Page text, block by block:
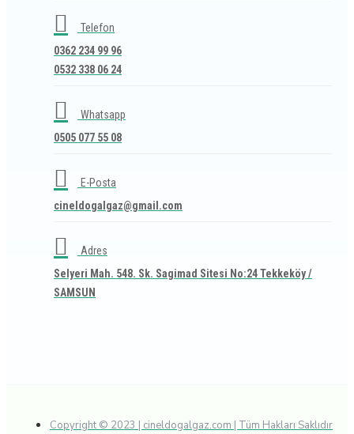
Telefon
0362 234 99 96
0532 338 06 24
Whatsapp
0505 077 55 08
E-Posta
cineldogalgaz@gmail.com
Adres
Selyeri Mah. 548. Sk. Sagimad Sitesi No:24 Tekkeköy /
SAMSUN
Copyright © 2023 | cineldogalgaz.com | Tüm Hakları Saklıdır